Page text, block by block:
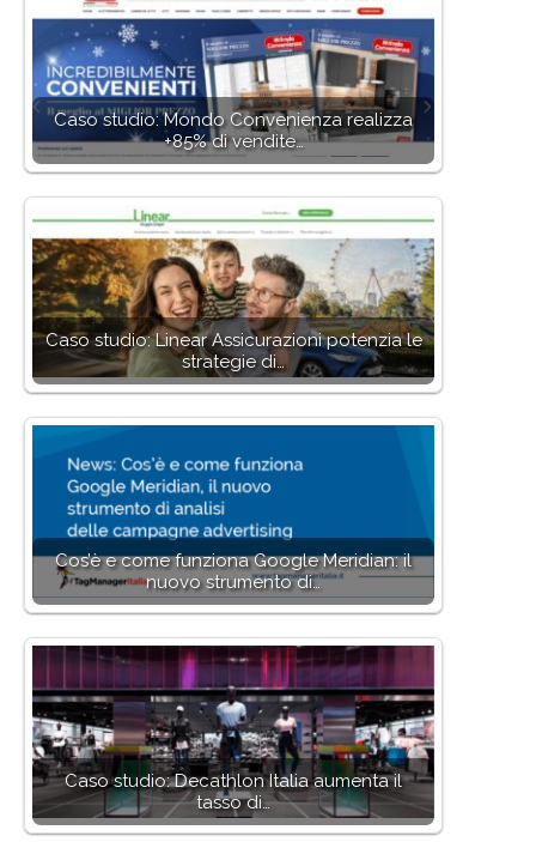
Caso studio: Mondo Convenienza realizza
+85% di vendite…
Caso studio: Linear Assicurazioni potenzia le
strategie di…
Cos’è e come funziona Google Meridian: il
nuovo strumento di…
Caso studio: Decathlon Italia aumenta il
tasso di…